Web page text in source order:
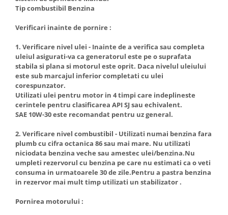
Tip combustibil Benzina
Verificari inainte de pornire :
1. Verificare nivel ulei - Inainte de a verifica sau completa
uleiul asigurati-va ca generatorul este pe o suprafata
stabila si plana si motorul este oprit. Daca nivelul uleiului
este sub marcajul inferior completati cu ulei
corespunzator.
Utilizati ulei pentru motor in 4 timpi care indeplineste
cerintele pentru clasificarea API SJ sau echivalent.
SAE 10W-30 este recomandat pentru uz general.
2. Verificare nivel combustibil - Utilizati numai benzina fara
plumb cu cifra octanica 86 sau mai mare. Nu utilizati
niciodata benzina veche sau amestec ulei/benzina.Nu
umpleti rezervorul cu benzina pe care nu estimati ca o veti
consuma in urmatoarele 30 de zile.Pentru a pastra benzina
in rezervor mai mult timp utilizati un stabilizator .
Pornirea motorului :